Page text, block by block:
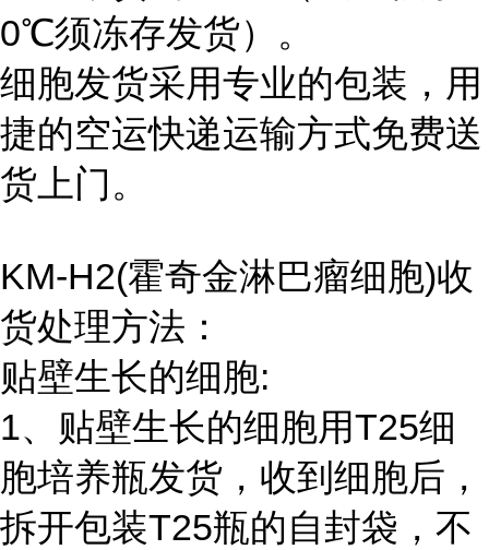
0℃须冻存发货）。
细胞发货采用专业的包装，用
捷的空运快递运输方式免费送
货上门。
KM-H2(霍奇金淋巴瘤细胞)收
货处理方法：
贴壁生长的细胞:
1、贴壁生长的细胞用T25细
胞培养瓶发货，收到细胞后，
拆开包装T25瓶的自封袋，不